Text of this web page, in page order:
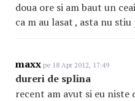
doua ore si am baut un
ca m au lasat , asta nu stiu
maxx pe 18 Apr 2012, 17:49
dureri de splina
recent am avut si eu